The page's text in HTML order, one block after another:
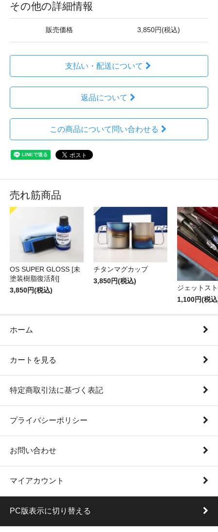
その他の詳細情報
販売価格 3,850円(税込)
支払い・配送について
返品について
この商品について問い合わせる
売れ筋商品
OS SUPER GLOSS [未
塗装樹脂復活剤]
3,850円(税込)
チタンマグカップ
3,850円(税込)
ジェットス
1,100円(税
ホーム
カートを見る
特定商取引法に基づく表記
プライバシーポリシー
お問い合わせ
マイアカウント
PC版表示に切り替える